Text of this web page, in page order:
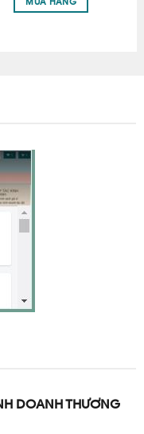
văn phòng, khi đi
3 giờ…
ĐỂ QUY RA SIZE
VỪA VỚI CHÂN,
giặt nếu giăt bằng
tẩy trắng khi giặt
MUA HÀNG
DOANH THƯƠNG